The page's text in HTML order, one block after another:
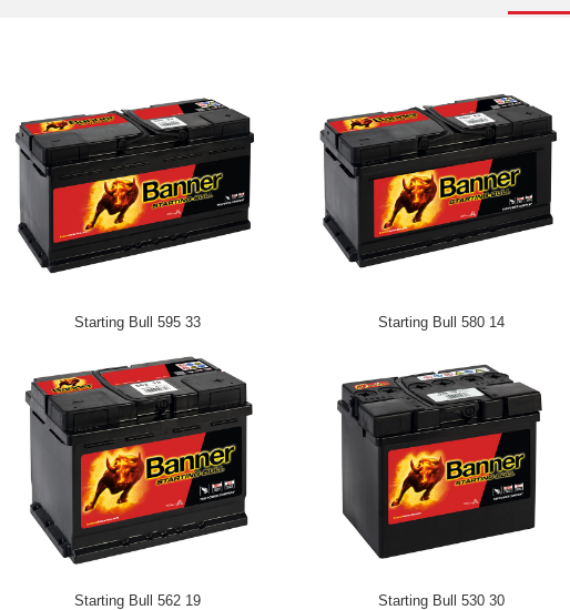
Starting Bull 595 33 Starting Bull 580 14
Starting Bull 562 19 Starting Bull 530 30